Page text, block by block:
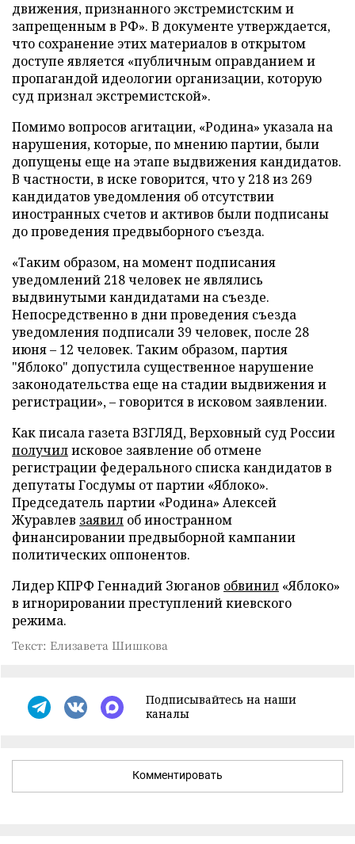
движения, признанного экстремистским и
запрещенным в РФ». В документе утверждается,
что сохранение этих материалов в открытом
доступе является «публичным оправданием и
пропагандой идеологии организации, которую
суд признал экстремистской».
Помимо вопросов агитации, «Родина» указала на
нарушения, которые, по мнению партии, были
допущены еще на этапе выдвижения кандидатов.
В частности, в иске говорится, что у 218 из 269
кандидатов уведомления об отсутствии
иностранных счетов и активов были подписаны
до проведения предвыборного съезда.
«Таким образом, на момент подписания
уведомлений 218 человек не являлись
выдвинутыми кандидатами на съезде.
Непосредственно в дни проведения съезда
уведомления подписали 39 человек, после 28
июня – 12 человек. Таким образом, партия
"Яблоко" допустила существенное нарушение
законодательства еще на стадии выдвижения и
регистрации», – говорится в исковом заявлении.
Как писала газета ВЗГЛЯД, Верховный суд России
получилисковое заявление об отмене
регистрации федерального списка кандидатов в
депутаты Госдумы от партии «Яблоко».
Председатель партии «Родина» Алексей
Журавлев заявил об иностранном
финансировании предвыборной кампании
политических оппонентов.
Лидер КПРФ Геннадий Зюганов обвинил «Яблоко»
в игнорировании преступлений киевского
режима.
Текст: Елизавета Шишкова
Подписывайтесь на наши
каналы
Комментировать